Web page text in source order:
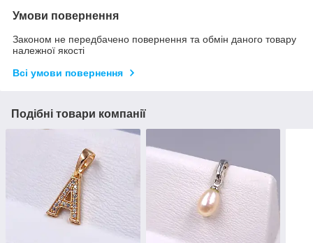
Умови повернення
Законом не передбачено повернення та обмін даного товару
належної якості
Всі умови повернення
Подібні товари компанії